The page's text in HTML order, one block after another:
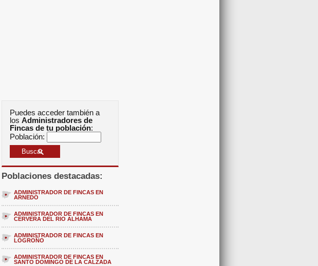
Puedes acceder también a
los Administradores de
Fincas de tu población:
Población:
Poblaciones destacadas:
ADMINISTRADOR DE FINCAS EN
ARNEDO
ADMINISTRADOR DE FINCAS EN
CERVERA DEL RIO ALHAMA
ADMINISTRADOR DE FINCAS EN
LOGROÑO
ADMINISTRADOR DE FINCAS EN
SANTO DOMINGO DE LA CALZADA